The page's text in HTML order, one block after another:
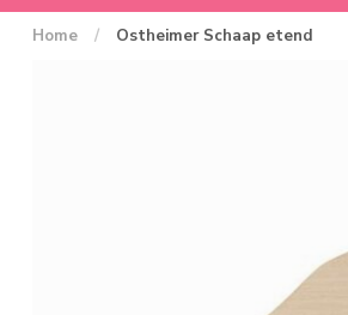
Home / Ostheimer Schaap etend